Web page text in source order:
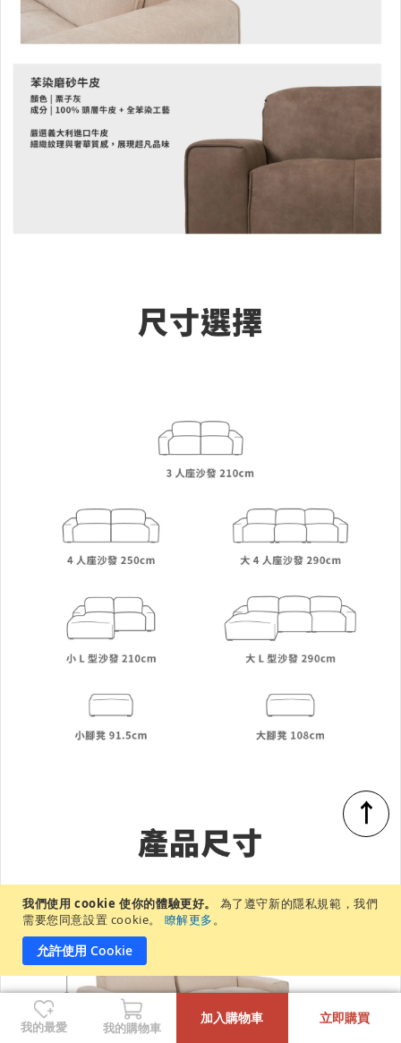
我們使用 cookie 使你的體驗更好。
為了遵守新的隱私規範，我們
需要您同意設置 cookie。
瞭解更多。
允許使用 Cookie
↑
我的最愛 我的購物車
加入購物車 立即購買
+
-